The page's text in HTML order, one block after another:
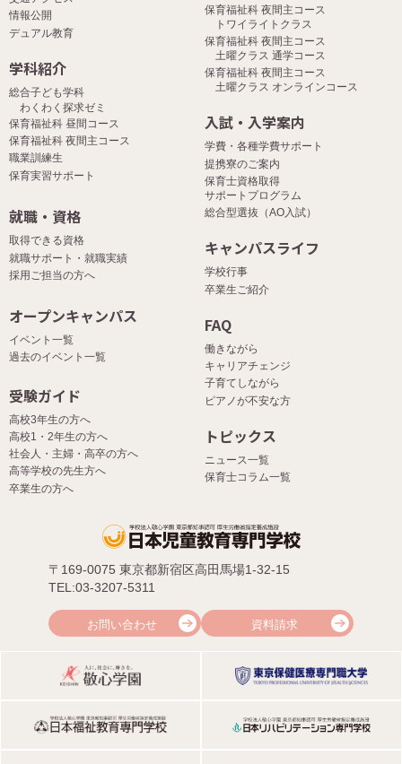
情報公開
デュアル教育
保育福祉科 夜間主コース
トワイライトクラス
保育福祉科 夜間主コース
土曜クラス 通学コース
保育福祉科 夜間主コース
土曜クラス オンラインコース
学科紹介
総合子ども学科
わくわく探求ゼミ
保育福祉科 昼間コース
保育福祉科 夜間主コース
職業訓練生
保育実習サポート
入試・入学案内
学費・各種学費サポート
提携寮のご案内
保育士資格取得
サポートプログラム
総合型選抜（AO入試）
就職・資格
取得できる資格
就職サポート・就職実績
採用ご担当の方へ
キャンパスライフ
学校行事
卒業生ご紹介
オープンキャンパス
イベント一覧
過去のイベント一覧
FAQ
働きながら
キャリアチェンジ
子育てしながら
ピアノが不安な方
受験ガイド
高校3年生の方へ
高校1・2年生の方へ
社会人・主婦・高卒の方へ
高等学校の先生方へ
卒業生の方へ
トピックス
ニュース一覧
保育士コラム一覧
〒169-0075 東京都新宿区高田馬場1-32-15
TEL:03-3207-5311
お問い合わせ 資料請求